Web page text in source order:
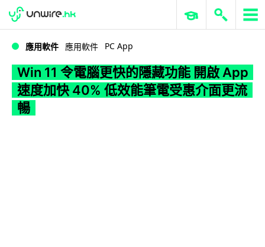
WWDC 2026 ERP 與商業 AI
應用軟件 應用軟件 PC App
Win 11 令電腦更快的隱藏功能 開啟 App
速度加快 40% 低效能筆電受惠介面更流
暢